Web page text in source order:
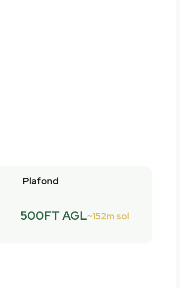
Plafond
500FT AGL 152m sol